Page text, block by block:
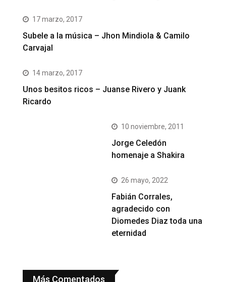
17 marzo, 2017
Subele a la música – Jhon Mindiola & Camilo
Carvajal
14 marzo, 2017
Unos besitos ricos – Juanse Rivero y Juank
Ricardo
10 noviembre, 2011
Jorge Celedón
homenaje a Shakira
26 mayo, 2022
Fabián Corrales,
agradecido con
Diomedes Diaz toda una
eternidad
Más Comentados